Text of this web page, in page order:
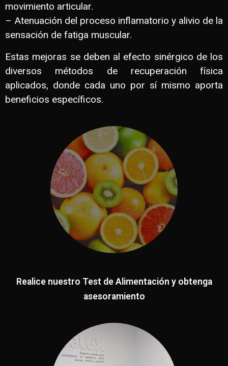
movimiento articular.
– Atenuación del proceso inflamatorio y alivio de la
sensación de fatiga muscular.
Estas mejoras se deben al efecto sinérgico de los
diversos métodos de recuperación física
aplicados, donde cada uno por sí mismo aporta
beneficios específicos.
Realice nuestro Test de Alimentación y obtenga
asesoramiento